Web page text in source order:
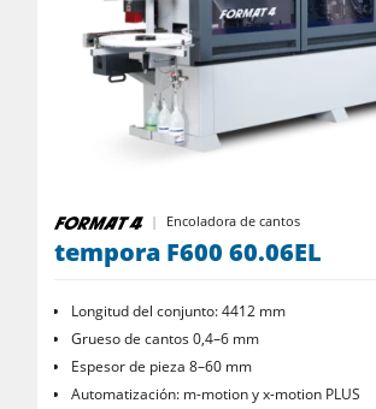
Encoladora de cantos
tempora F600 60.06EL
Longitud del conjunto: 4412 mm
Grueso de cantos 0,4–6 mm
Espesor de pieza 8–60 mm
Automatización: m-motion y x-motion PLUS